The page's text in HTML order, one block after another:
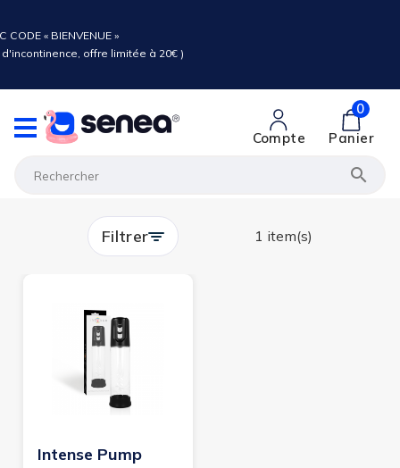
CODE « BIENVENUE »
offre limitée à 20€ )

Compte
0
Panier
Filtrer 1 item(s)
Intense Pump